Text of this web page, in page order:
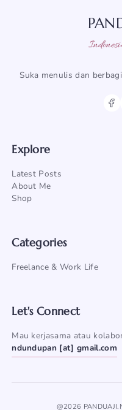
Suka menulis dan
Explore
Latest Posts
About Me
Shop
Categories
Freelance & Work Life
Let's Connect
Mau kerjasama atau
ndundupan [at] gmail.com
@2026